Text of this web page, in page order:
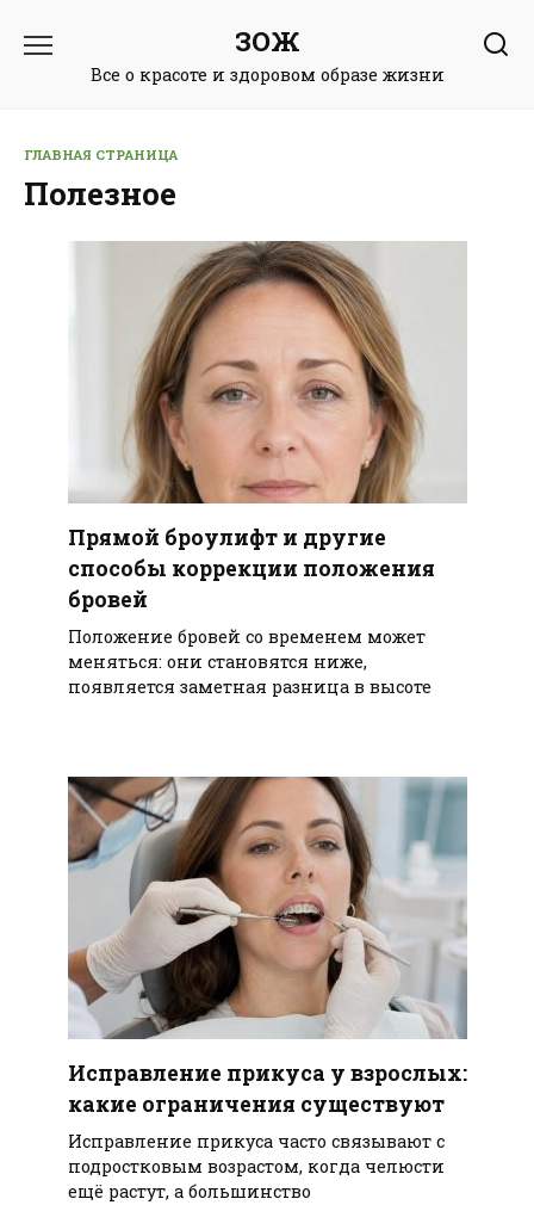
содержанию
ЗОЖ
Все о красоте и здоровом образе жизни
ГЛАВНАЯ СТРАНИЦА
Полезное
Прямой броулифт и другие
способы коррекции положения
бровей
Положение бровей со временем может
меняться: они становятся ниже,
появляется заметная разница в высоте
Исправление прикуса у взрослых:
какие ограничения существуют
Исправление прикуса часто связывают с
подростковым возрастом, когда челюсти
ещё растут, а большинство